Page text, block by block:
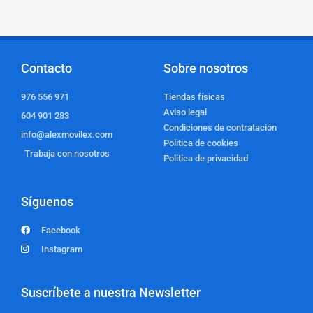
Contacto
976 556 971
604 901 283
info@alexmovilex.com
Trabaja con nosotros
Sobre nosotros
Tiendas físicas
Aviso legal
Condiciones de contratación
Politica de cookies
Politica de privacidad
Síguenos
Facebook
Instagram
Suscríbete a nuestra Newsletter